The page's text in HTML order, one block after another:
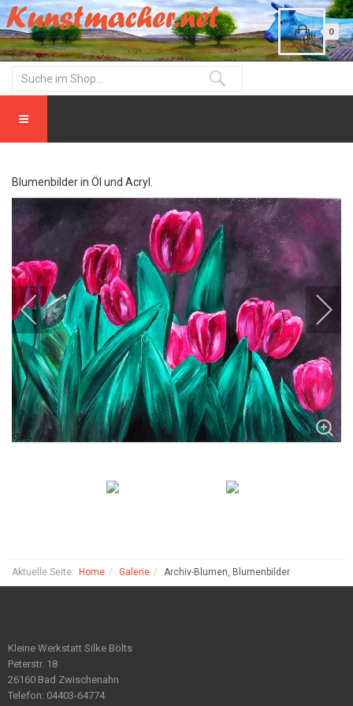
0
Blumenbilder in Öl und Acryl.
Aktuelle Seite: Home Galerie Archiv-Blumen, Blumenbilder
Kleine Werkstatt Silke Bölts
Peterstr. 18
26160 Bad Zwischenahn
Telefon: 04403-64774